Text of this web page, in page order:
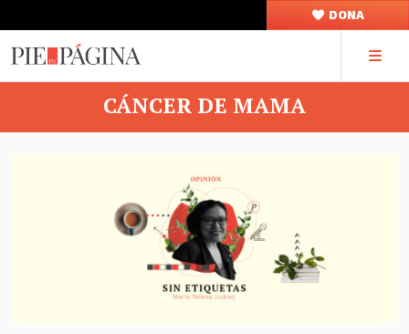
DONA
CÁNCER DE MAMA